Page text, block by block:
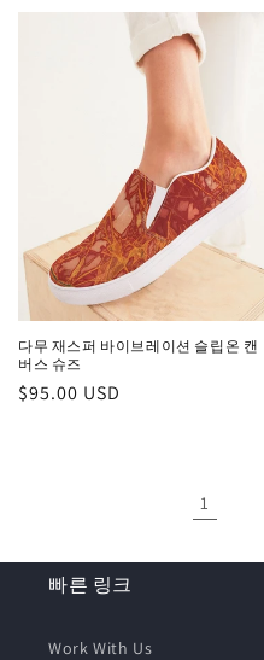
다무 재스퍼 바이브레이션 슬립온 캔
버스 슈즈
정
$95.00 USD
1
빠른 링크
Work With Us